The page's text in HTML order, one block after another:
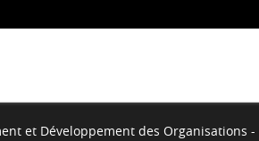
et Développement des Organisations